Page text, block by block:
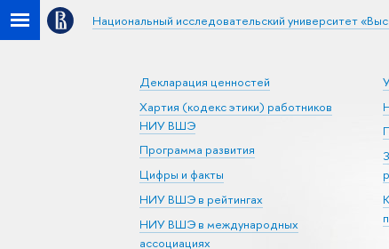
Национальный исследовательский университет
Декларация ценностей
Хартия (кодекс этики) работников
НИУ ВШЭ
Программа развития
Цифры и факты
НИУ ВШЭ в рейтингах
НИУ ВШЭ в международных
ассоциациях